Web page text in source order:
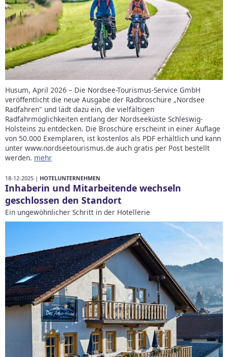
Husum, April 2026 – Die Nordsee-Tourismus-Service GmbH
veröffentlicht die neue Ausgabe der Radbroschüre „Nordsee
Radfahren" und lädt dazu ein, die vielfältigen
Radfahrmöglichkeiten entlang der Nordseeküste Schleswig-
Holsteins zu entdecken. Die Broschüre erscheint in einer Auflage
von 50.000 Exemplaren, ist kostenlos als PDF erhältlich und kann
unter www.nordseetourismus.de auch gratis per Post bestellt
werden. mehr
18-12-2025 | HOTELUNTERNEHMEN
Inhaberin und Mitarbeitende wechseln
geschlossen den Standort
Ein ungewöhnlicher Schritt in der Hotellerie